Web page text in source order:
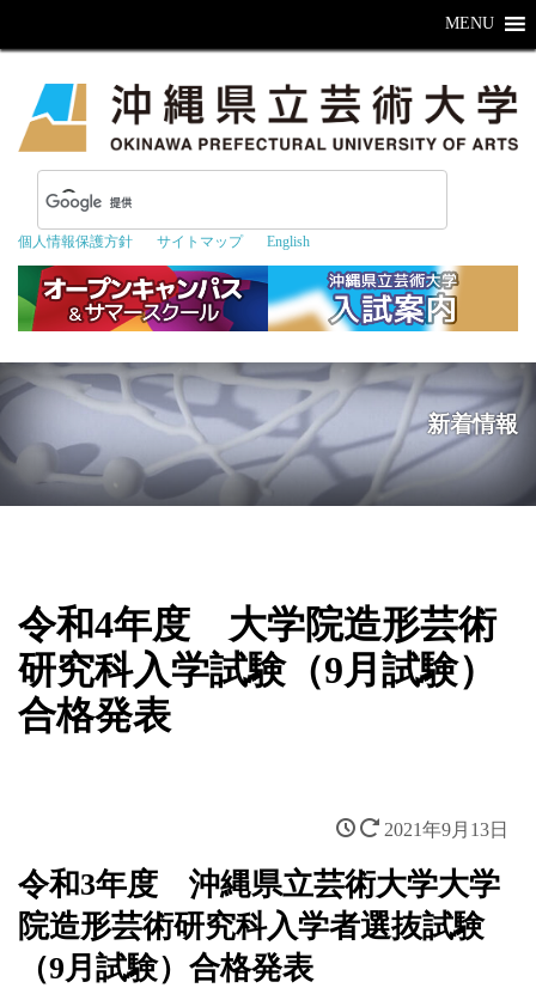
個人情報保護方針 サイトマップ English
MENU
新着情報
令和4年度 大学院造形芸術
研究科入学試験（9月試験）
合格発表
2021年9月13日
令和3年度 沖縄県立芸術大学大学
院造形芸術研究科入学者選抜試験
（9月試験）合格発表